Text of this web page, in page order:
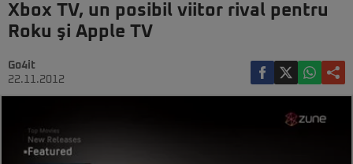
Xbox TV, un posibil viitor rival pentru
Roku şi Apple TV
Go4it
22.11.2012